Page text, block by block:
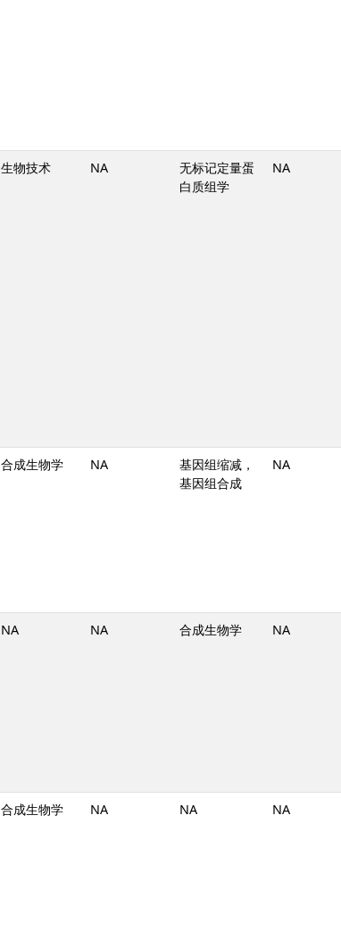
生物技术 NA
无标记定量蛋
白质组学
NA
合成生物学 NA
基因组缩减，
基因组合成
NA
NA NA 合成生物学 NA
合成生物学 NA NA NA